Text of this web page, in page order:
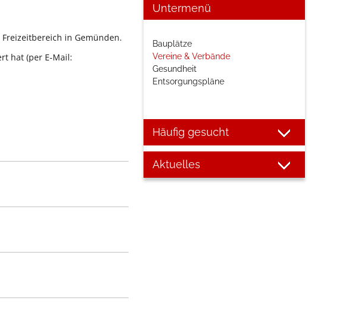
in Gemünden.
hat (per E-Mail:
Untermenü
Navigation
überspringen
Bauplätze
Vereine & Verbände
Gesundheit
Entsorgungspläne
Häufig gesucht
Aktuelles